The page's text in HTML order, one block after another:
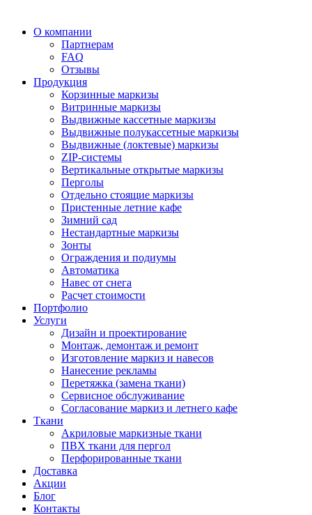
О компании
Партнерам
FAQ
Отзывы
Продукция
Корзинные маркизы
Витринные маркизы
Выдвижные кассетные маркизы
Выдвижные полукассетные маркизы
Выдвижные (локтевые) маркизы
ZIP-системы
Вертикальные открытые маркизы
Перголы
Отдельно стоящие маркизы
Пристенные летние кафе
Зимний сад
Нестандартные маркизы
Зонты
Ограждения и подиумы
Автоматика
Навес от снега
Расчет стоимости
Портфолио
Услуги
Дизайн и проектирование
Монтаж, демонтаж и ремонт
Изготовление маркиз и навесов
Нанесение рекламы
Перетяжка (замена ткани)
Сервисное обслуживание
Согласование маркиз и летнего кафе
Ткани
Акриловые маркизные ткани
ПВХ ткани для пергол
Перфорированные ткани
Доставка
Акции
Блог
Контакты